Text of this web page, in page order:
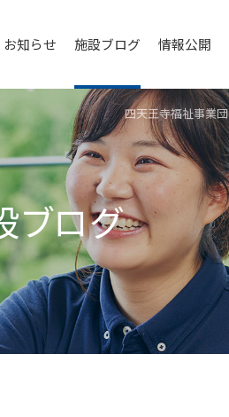
お知らせ 施設ブログ 情報公開
四天王寺福祉事業
ブログ